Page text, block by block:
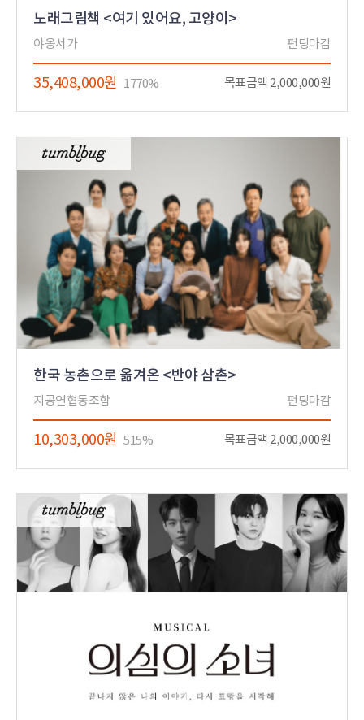
노래그림책 <여기 있어요, 고양이>
야옹서가 펀딩마감
35,408,000원 1770% 목표금액 2,000,000원
한국 농촌으로 옮겨온 <반야 삼촌>
지공연협동조합 펀딩마감
10,303,000원 515% 목표금액 2,000,000원